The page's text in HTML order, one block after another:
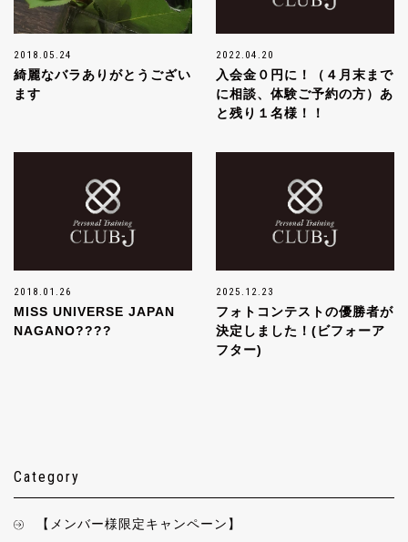
2018.05.24
綺麗なバラありがとうござい
ます
2022.04.20
入会金０円に！（４月末まで
に相談、体験ご予約の方）あ
と残り１名様！！
2018.01.26
MISS UNIVERSE JAPAN
NAGANO????
2025.12.23
フォトコンテストの優勝者が
決定しました！(ビフォーア
フター)
Category
【メンバー様限定キャンペーン】